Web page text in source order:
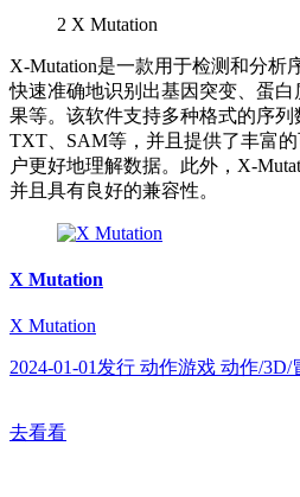
2 X Mutation
X-Mutation是一款用于检测和分析
快速准确地识别出基因突变、蛋
果等。该软件支持多种格式的序列
TXT、SAM等，并且提供了丰富
户更好地理解数据。此外，X-
并且具有良好的兼容性。
X Mutation
X Mutation
2024-01-01发行 动作游戏 动作/3D/
去看看